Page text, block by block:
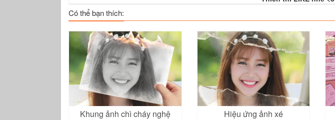
Có thể bạn thích:
Khung ảnh chì cháy nghệ
Hiệu ứng ảnh xé